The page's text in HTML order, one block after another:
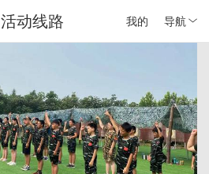
我的 导航
活动线路